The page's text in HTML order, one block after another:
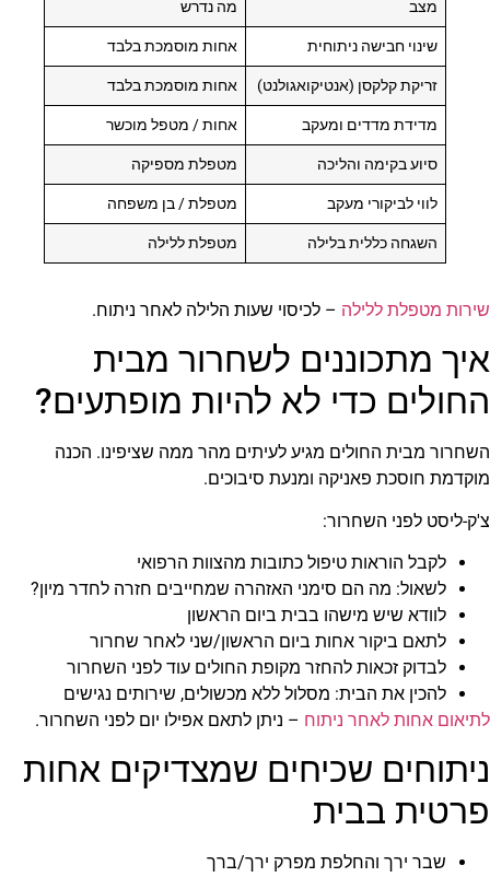
מצב מה נדרש
שינוי חבישה ניתוחית אחות מוסמכת בלבד
זריקת קלקסן (אנטיקואגולנט) אחות מוסמכת בלבד
מדידת מדדים ומעקב אחות / מטפל מוכשר
סיוע בקימה והליכה מטפלת מספיקה
לווי לביקורי מעקב מטפלת / בן משפחה
השגחה כללית בלילה מטפלת ללילה
שירות מטפלת ללילה – לכיסוי שעות הלילה לאחר ניתוח.
איך מתכוננים לשחרור מבית
החולים כדי לא להיות מופתעים?
השחרור מבית החולים מגיע לעיתים מהר ממה שציפינו. הכנה
מוקדמת חוסכת פאניקה ומנעת סיבוכים.
צ'ק-ליסט לפני השחרור:
לקבל הוראות טיפול כתובות מהצוות הרפואי
לשאול: מה הם סימני האזהרה שמחייבים חזרה לחדר מיון?
לוודא שיש מישהו בבית ביום הראשון
לתאם ביקור אחות ביום הראשון/שני לאחר שחרור
לבדוק זכאות להחזר מקופת החולים עוד לפני השחרור
להכין את הבית: מסלול ללא מכשולים, שירותים נגישים
לתיאום אחות לאחר ניתוח – ניתן לתאם אפילו יום לפני השחרור.
ניתוחים שכיחים שמצדיקים אחות
פרטית בבית
שבר ירך והחלפת מפרק ירך/ברך